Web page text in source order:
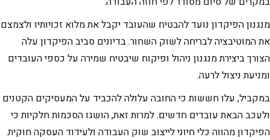
מנגנון הפיקדון נועד להבטיח שהעובד יקבל את מלוא זכויותיו ולצמצם
את המוטיבציה לבריחה לשוק השחור. בדיונים סביב הפיקדון עלה
הצורך ביצירת מנגנון ניהול ופיקוח שיבטיח שמירה על כספי העובדים
ומניעת ניצול לרעה.
במקביל, עלו חששות כי החובה עלולה להכביד על המעסיקים הקטנים
ולעכב הבאת עובדים חדשים. למרות זאת, הושגו הסכמות חלקיות כי
הפיקדון מהווה כלי חיוני לייצוב שוק העבודה ולעידוד העסקה חוקית.